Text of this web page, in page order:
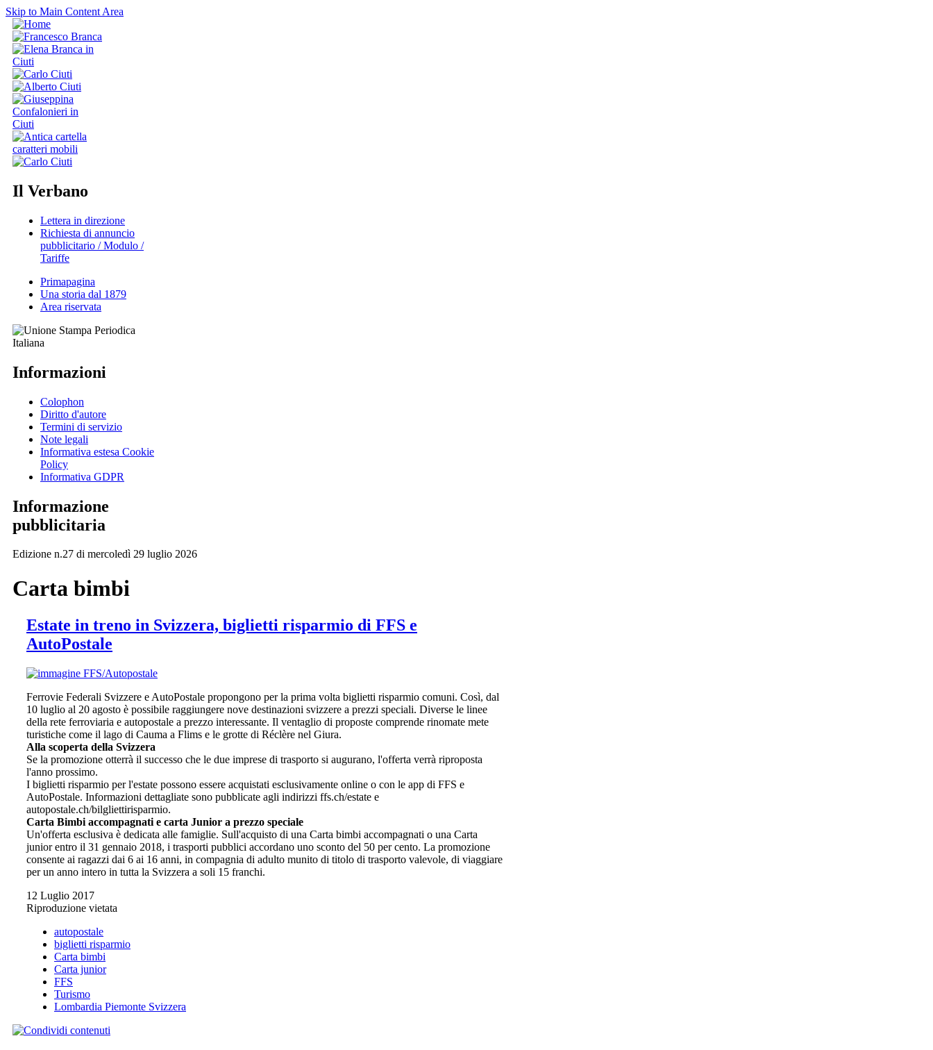
Skip to Main Content Area
Il Verbano
Lettera in direzione
Richiesta di annuncio
pubblicitario / Modulo /
Tariffe
Primapagina
Una storia dal 1879
Area riservata
Informazioni
Colophon
Diritto d'autore
Termini di servizio
Note legali
Informativa estesa Cookie
Policy
Informativa GDPR
Informazione
pubblicitaria
Edizione n.27 di mercoledì 29 luglio 2026
Carta bimbi
Estate in treno in Svizzera, biglietti risparmio di FFS e
AutoPostale
Ferrovie Federali Svizzere e AutoPostale propongono per la prima volta biglietti risparmio comuni. Così, dal
10 luglio al 20 agosto è possibile raggiungere nove destinazioni svizzere a prezzi speciali. Diverse le linee
della rete ferroviaria e autopostale a prezzo interessante. Il ventaglio di proposte comprende rinomate mete
turistiche come il lago di Cauma a Flims e le grotte di Réclère nel Giura.
Alla scoperta della Svizzera
Se la promozione otterrà il successo che le due imprese di trasporto si augurano, l'offerta verrà riproposta
l'anno prossimo.
I biglietti risparmio per l'estate possono essere acquistati esclusivamente online o con le app di FFS e
AutoPostale. Informazioni dettagliate sono pubblicate agli indirizzi ffs.ch/estate e
autopostale.ch/bilgliettirisparmio.
Carta Bimbi accompagnati e carta Junior a prezzo speciale
Un'offerta esclusiva è dedicata alle famiglie. Sull'acquisto di una Carta bimbi accompagnati o una Carta
junior entro il 31 gennaio 2018, i trasporti pubblici accordano uno sconto del 50 per cento. La promozione
consente ai ragazzi dai 6 ai 16 anni, in compagnia di adulto munito di titolo di trasporto valevole, di viaggiare
per un anno intero in tutta la Svizzera a soli 15 franchi.
12 Luglio 2017
Riproduzione vietata
autopostale
biglietti risparmio
Carta bimbi
Carta junior
FFS
Turismo
Lombardia Piemonte Svizzera